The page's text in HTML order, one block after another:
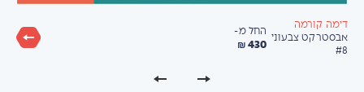
דימה קורמה
אבסטרקט צבעוני
#8
החל מ-
430 ₪